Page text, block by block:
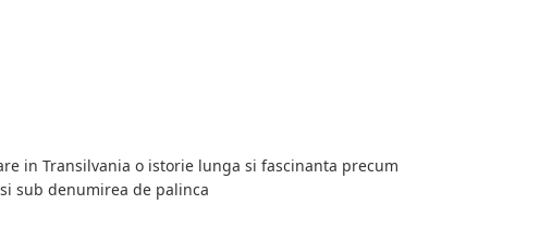
in Transilvania o istorie lunga si fascinanta precum
sub denumirea de palinca